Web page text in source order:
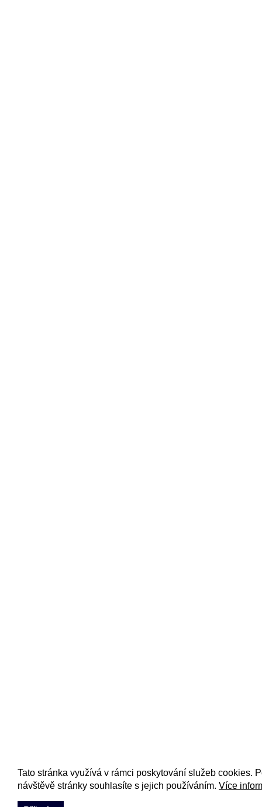
Tato stránka využívá v rámci poskytování služeb cookies.
návštěvě stránky souhlasíte s jejich používáním. Více